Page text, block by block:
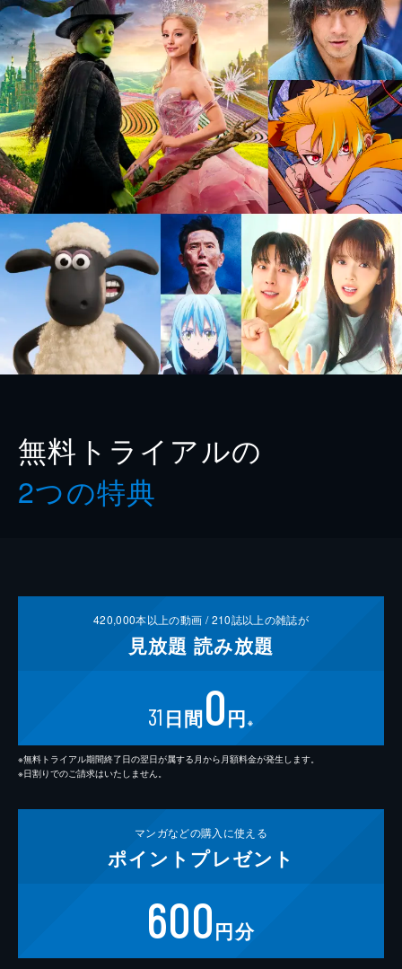
無料トライアルの
2つの特典
420,000本以上の動画 /210誌以上の雑誌が
見放題 読み放題
31 日間0円 ※
※無料トライアル期間終了日の翌日が属する月から月額料金が発生します。
※日割りでのご請求はいたしません。
マンガなどの購入に使える
ポイント プレゼント
600円分